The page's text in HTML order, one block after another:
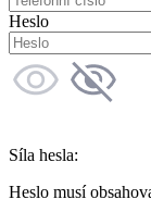
Heslo
Síla hesla:
Heslo musí